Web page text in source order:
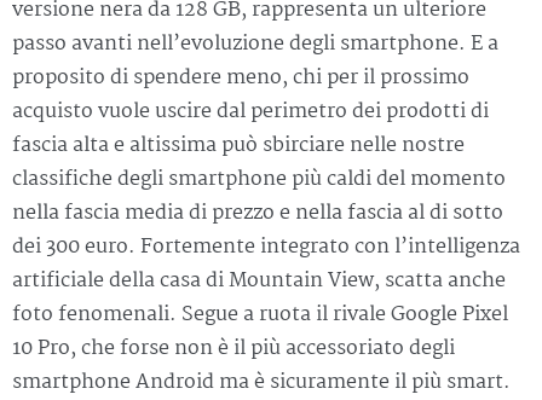
versione nera da 128 GB, rappresenta un ulteriore
passo avanti nell’evoluzione degli smartphone. E a
proposito di spendere meno, chi per il prossimo
acquisto vuole uscire dal perimetro dei prodotti di
fascia alta e altissima può sbirciare nelle nostre
classifiche degli smartphone più caldi del momento
nella fascia media di prezzo e nella fascia al di sotto
dei 300 euro. Fortemente integrato con l’intelligenza
artificiale della casa di Mountain View, scatta anche
foto fenomenali. Segue a ruota il rivale Google Pixel
10 Pro, che forse non è il più accessoriato degli
smartphone Android ma è sicuramente il più smart.